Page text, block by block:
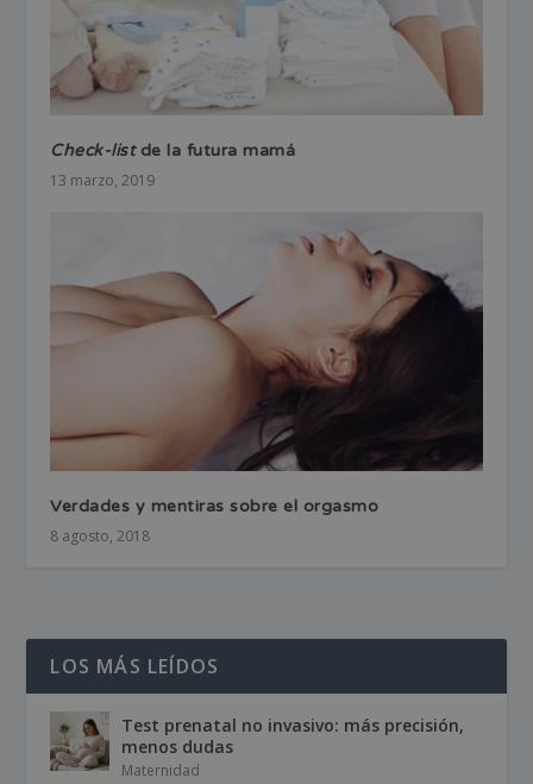
Check-listde la futura mamá
13 marzo, 2019
Verdades y mentiras sobre el orgasmo
8 agosto, 2018
LOS MÁS LEÍDOS
Test prenatal no invasivo: más precisión,
menos dudas
Maternidad